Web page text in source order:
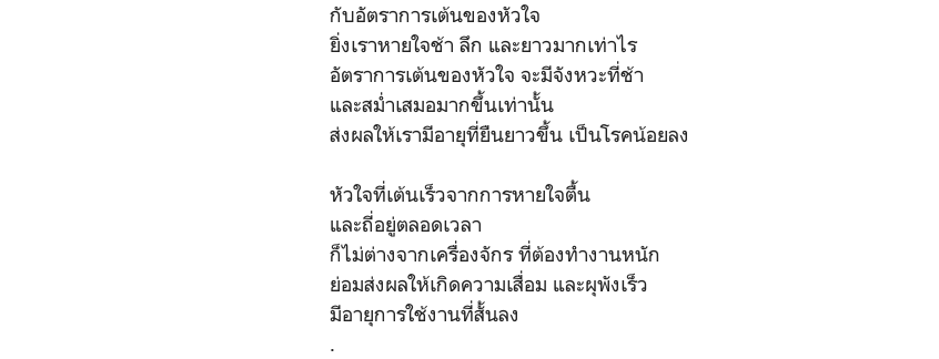
กับอัตราการเต้นของหัวใจ
ยิ่งเราหายใจช้า ลึก และยาวมากเท่าไร
อัตราการเต้นของหัวใจ จะมีจังหวะที่ช้า
และสม่ำเสมอมากขึ้นเท่านั้น
ส่งผลให้เรามีอายุที่ยืนยาวขึ้น เป็นโรคน้อยลง
หัวใจที่เต้นเร็วจากการหายใจตื้น
และถี่อยู่ตลอดเวลา
ก็ไม่ต่างจากเครื่องจักร ที่ต้องทำงานหนัก
ย่อมส่งผลให้เกิดความเสื่อม และผุพังเร็ว
มีอายุการใช้งานที่สั้นลง
.